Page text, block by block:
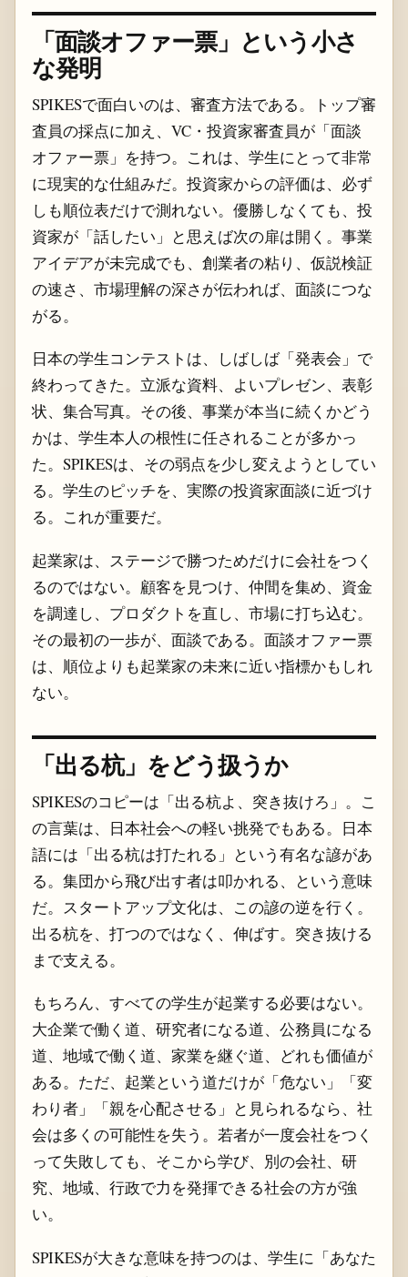
「面談オファー票」という小さ
な発明
SPIKESで面白いのは、審査方法である。トップ審
査員の採点に加え、VC・投資家審査員が「面談
オファー票」を持つ。これは、学生にとって非常
に現実的な仕組みだ。投資家からの評価は、必ず
しも順位表だけで測れない。優勝しなくても、投
資家が「話したい」と思えば次の扉は開く。事業
アイデアが未完成でも、創業者の粘り、仮説検証
の速さ、市場理解の深さが伝われば、面談につな
がる。
日本の学生コンテストは、しばしば「発表会」で
終わってきた。立派な資料、よいプレゼン、表彰
状、集合写真。その後、事業が本当に続くかどう
かは、学生本人の根性に任されることが多かっ
た。SPIKESは、その弱点を少し変えようとしてい
る。学生のピッチを、実際の投資家面談に近づけ
る。これが重要だ。
起業家は、ステージで勝つためだけに会社をつく
るのではない。顧客を見つけ、仲間を集め、資金
を調達し、プロダクトを直し、市場に打ち込む。
その最初の一歩が、面談である。面談オファー票
は、順位よりも起業家の未来に近い指標かもしれ
ない。
「出る杭」をどう扱うか
SPIKESのコピーは「出る杭よ、突き抜けろ」。こ
の言葉は、日本社会への軽い挑発でもある。日本
語には「出る杭は打たれる」という有名な諺があ
る。集団から飛び出す者は叩かれる、という意味
だ。スタートアップ文化は、この諺の逆を行く。
出る杭を、打つのではなく、伸ばす。突き抜ける
まで支える。
もちろん、すべての学生が起業する必要はない。
大企業で働く道、研究者になる道、公務員になる
道、地域で働く道、家業を継ぐ道、どれも価値が
ある。ただ、起業という道だけが「危ない」「変
わり者」「親を心配させる」と見られるなら、社
会は多くの可能性を失う。若者が一度会社をつく
って失敗しても、そこから学び、別の会社、研
究、地域、行政で力を発揮できる社会の方が強
い。
SPIKESが大きな意味を持つのは、学生に「あなた